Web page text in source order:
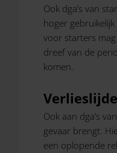
Ook dga’s van
hoger
voor starters
dreef van de
komen.
Ook aan dga’s
gevaar brengt.
een oplopende